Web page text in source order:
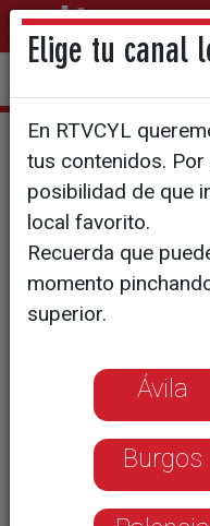
Grana y oro
Elige tu canal
En RTVCYL
tus contenidos.
posibilidad de que
local favorito.
Recuerda que
momento
superior.
Ávila
Burgos